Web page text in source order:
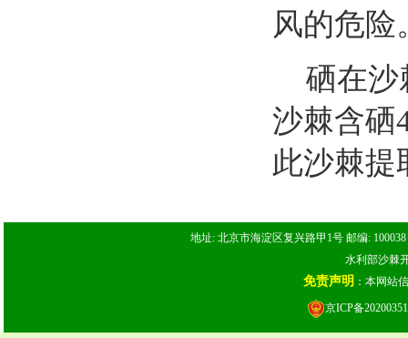
风的危险
硒在沙
沙棘含硒
此沙棘提
地址: 北京市海淀区复兴路甲1号 邮编:
水利部沙棘
免责声明 ：本网站
京ICP备